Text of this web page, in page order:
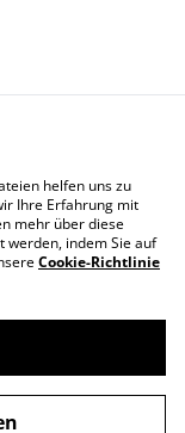
Policy
helfen uns zu
Ihre Erfahrung mit
mehr über diese
werden, indem Sie auf
Cookie-Richtlinie